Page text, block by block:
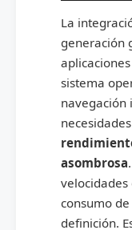
La
generación
sistema
navegación
asombrosa
consumo
definición.